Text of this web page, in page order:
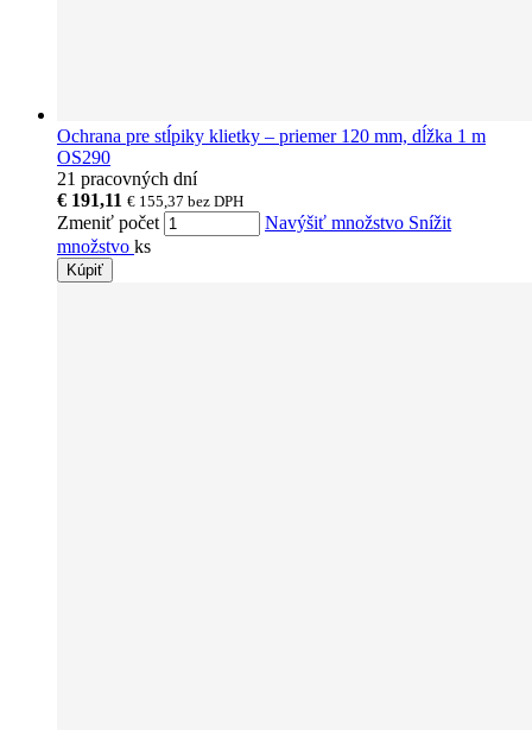
Ochrana pre stĺpiky klietky – priemer 120 mm, dĺžka 1 m
OS290
21 pracovných dní
€ 191,11 € 155,37 bez DPH
Zmeniť počet Navýšiť množstvo Snížit
množstvo ks
Kúpiť